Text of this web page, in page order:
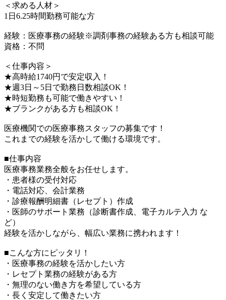
＜求める人材＞
1日6.25時間勤務可能な方
経験：医療事務の経験※調剤事務の経験ある方も相談可能
資格：不問
＜仕事内容＞
★高時給1740円で安定収入！
★週3日～5日で勤務日数相談OK！
★時短勤務も可能で働きやすい！
★ブランクがある方も相談OK！
医療機関での医療事務スタッフの募集です！
これまでの経験を活かして働ける環境です。
■仕事内容
医療事務業務全般をお任せします。
・患者様の受付対応
・電話対応、会計業務
・診療報酬明細書（レセプト）作成
・医師のサポート業務（診断書作成、電子カルテ入力 な
ど）
経験を活かしながら、幅広い業務に携われます！
■こんな方にピッタリ！
・医療事務の経験を活かしたい方
・レセプト業務の経験がある方
・無理のない働き方を希望している方
・長く安定して働きたい方